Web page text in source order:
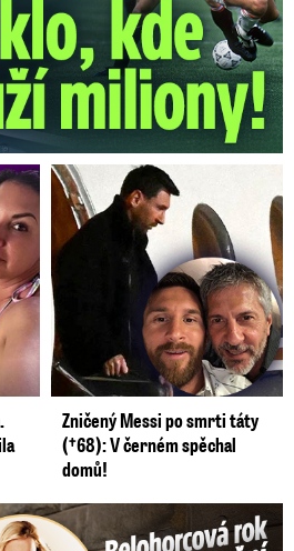
Zničený Messi po smrti táty
(†68): V černém spěchal
domů!
implantátů: Konečně sama sebou